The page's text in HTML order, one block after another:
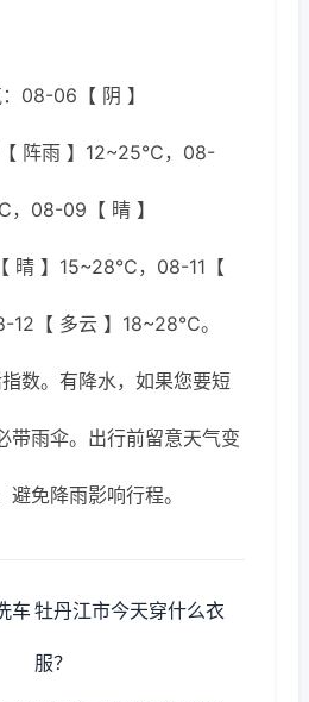
08-06【 阴 】
阵雨 】12~25℃，08-
08-09【 晴 】
晴 】15~28℃，08-11【
【 多云 】18~28℃。
数。有降水，如果您要短
带雨伞。出行前留意天气变
免降雨影响行程。
车 牡丹江市今天穿什么衣
服？